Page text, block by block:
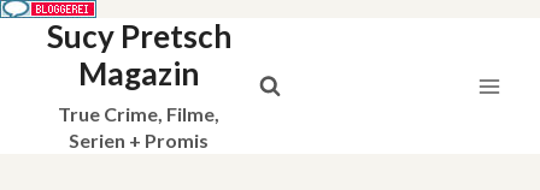
Sucy Pretsch
Magazin
True Crime, Filme,
Serien + Promis